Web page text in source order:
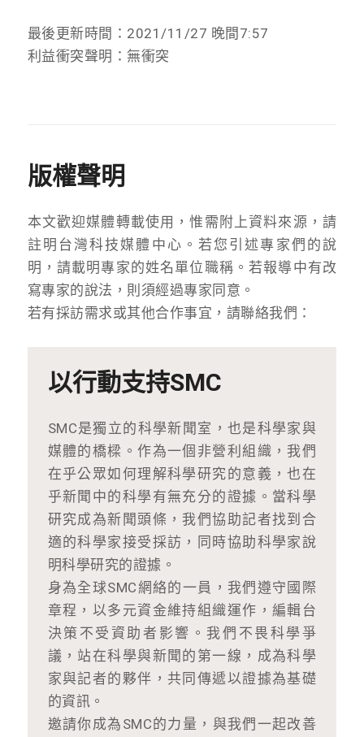
最後更新時間：2021/11/27 晚間7:57
利益衝突聲明：無衝突
版權聲明
本文歡迎媒體轉載使用，惟需附上資料來源，請
註明台灣科技媒體中心。若您引述專家們的說
明，請載明專家的姓名單位職稱。若報導中有改
寫專家的說法，則須經過專家同意。
若有採訪需求或其他合作事宜，請聯絡我們：
以行動支持SMC
SMC是獨立的科學新聞室，也是科學家與
媒體的橋樑。作為一個非營利組織，我們
在乎公眾如何理解科學研究的意義，也在
乎新聞中的科學有無充分的證據。當科學
研究成為新聞頭條，我們協助記者找到合
適的科學家接受採訪，同時協助科學家說
明科學研究的證據。
身為全球SMC網絡的一員，我們遵守國際
章程，以多元資金維持組織運作，編輯台
決策不受資助者影響。我們不畏科學爭
議，站在科學與新聞的第一線，成為科學
家與記者的夥伴，共同傳遞以證據為基礎
的資訊。
邀請你成為SMC的力量，與我們一起改善